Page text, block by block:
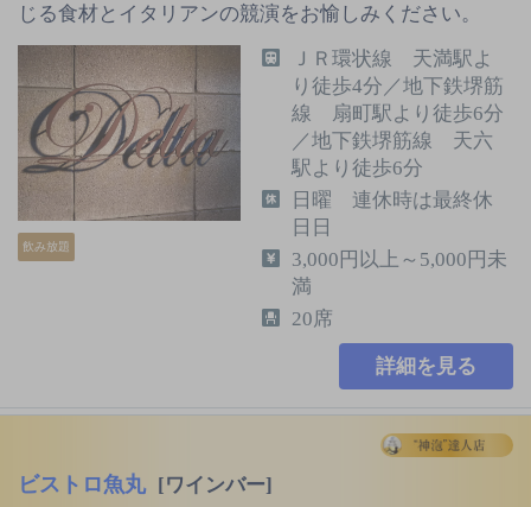
じる食材とイタリアンの競演をお愉しみください。
飲み放題
ＪＲ環状線 天満駅よ
り徒歩4分／地下鉄堺筋
線 扇町駅より徒歩6分
／地下鉄堺筋線 天六
駅より徒歩6分
日曜 連休時は最終休
日日
3,000円以上～5,000円未
満
20席
詳細を見る
ビストロ魚丸 [ワインバー]